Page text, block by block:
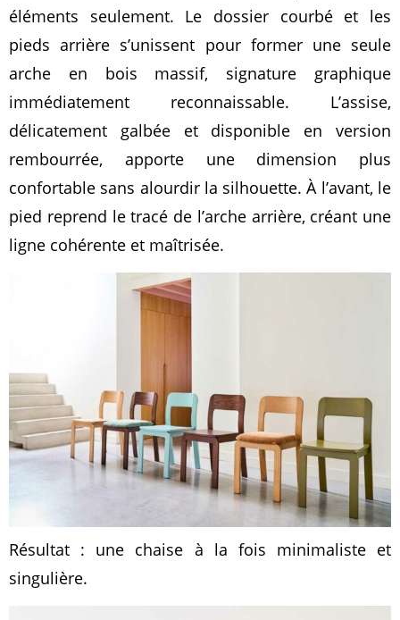
éléments seulement. Le dossier courbé et les
pieds arrière s’unissent pour former une seule
arche en bois massif, signature graphique
immédiatement reconnaissable. L’assise,
délicatement galbée et disponible en version
rembourrée, apporte une dimension plus
confortable sans alourdir la silhouette. À l’avant, le
pied reprend le tracé de l’arche arrière, créant une
ligne cohérente et maîtrisée.
Résultat : une chaise à la fois minimaliste et
singulière.